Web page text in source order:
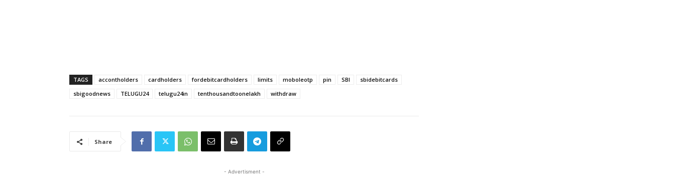
TAGS accontholders cardholders fordebitcardholders limits moboleotp pin SBI
sbidebitcards
sbigoodnews
TELUGU24 telugu24in tenthousandtoonelakh withdraw
Share
- Advertisment -